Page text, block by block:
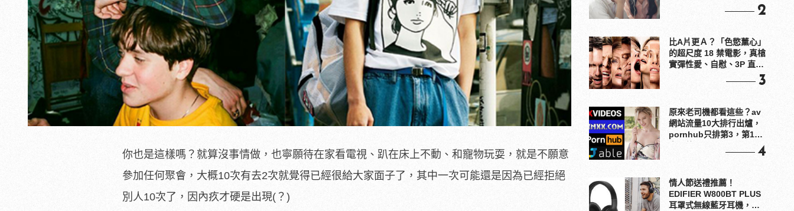
你也是這樣嗎？就算沒事情做，也寧願待在家看電視、趴在床上不動、和寵物玩耍，就是不願意
參加任何聚會，大概10次有去2次就覺得已經很給大家面子了，其中一次可能還是因為已經拒絕
別人10次了，因內疚才硬是出現(？)
2
比A片更Ａ？「色慾薰心」
的超尺度 18 禁電影，真槍
實彈性愛、自慰、3P 直接
3
原來老司機都看這些？av
網站流量10大排行出爐，
pornhub只排第3，第1名
4
情人節送禮推薦！
EDIFIER W800BT PLUS
耳罩式無線藍牙耳機，在